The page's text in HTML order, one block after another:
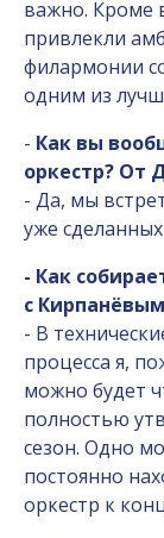
важно. Кроме
привлекли
филармонии
одним из
- Как вы
оркестр? От
- Да, мы
уже
- Как
с
- В
процесса я,
можно будет
полностью
сезон. Одно
постоянно
оркестр к